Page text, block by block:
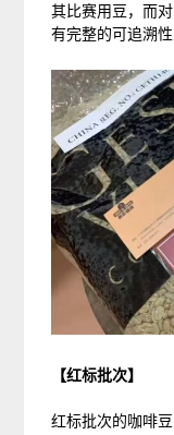
其比赛用豆，而
有完整的可追溯
【红标批次】
红标批次的咖啡